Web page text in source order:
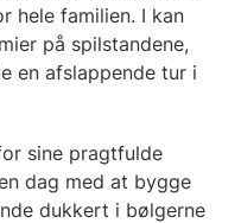
hele familien. I kan
på spilstandene,
en afslappende tur i
sine pragtfulde
dag med at bygge
dukkert i bølgerne